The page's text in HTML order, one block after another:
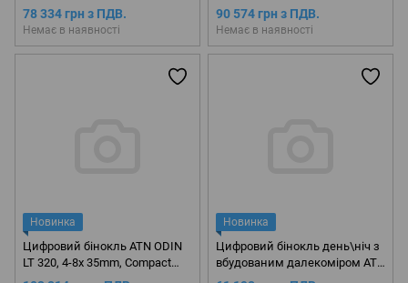
Thermal Monocular
78 334 грн з ПДВ.
Немає в наявності
Thermal Monocular
90 574 грн з ПДВ.
Немає в наявності
Новинка
Цифровий бінокль ATN ODIN
LT 320, 4-8x 35mm, Compact
Thermal Monocular
Новинка
Цифровий бінокль день\ніч з
вбудованим далекоміром ATN
BinoX-4K 4-16X Smart Day/Night